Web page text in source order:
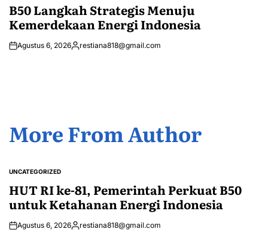
B50 Langkah Strategis Menuju
Kemerdekaan Energi Indonesia
Agustus 6, 2026Posted
restiana818@gmail.com
More From Author
POSTED
UNCATEGORIZED
HUT RI ke-81, Pemerintah Perkuat B50
untuk Ketahanan Energi Indonesia
Agustus 6, 2026Posted
restiana818@gmail.com